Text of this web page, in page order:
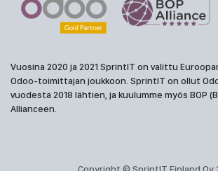
Vuosina 2020 ja 2021 SprintIT on valittu
Odoo-toimittajan joukkoon. SprintIT on ollut
vuodesta 2018 lähtien, ja kuulumme myös BOP
Allianceen.
Copyright © SprintIT Finland Oy